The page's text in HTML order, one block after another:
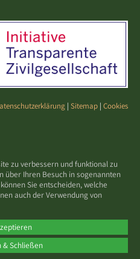
& Schließen
zu verbessern und funktional zu
über Ihren Besuch in sogenannten
Sie entscheiden, welche
auch der Verwendung von
| Sitemap | Cookies